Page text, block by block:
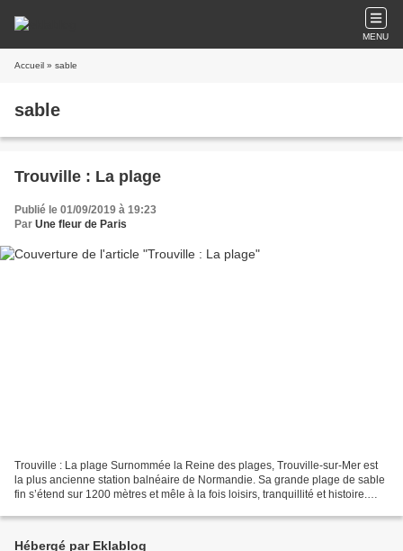
MENU
Accueil » sable
sable
Trouville : La plage
Publié le 01/09/2019 à 19:23
Par Une fleur de Paris
Trouville : La plage Surnommée la Reine des plages, Trouville-sur-Mer est
la plus ancienne station balnéaire de Normandie. Sa grande plage de sable
fin s’étend sur 1200 mètres et mêle à la fois loisirs, tranquillité et histoire.
Hébergé par Eklablog